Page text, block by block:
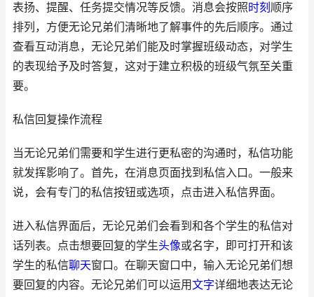
表扬、提醒、任务提交情况等反馈。消息会按照时刻 顺序
排列，方便无论兄弟们清晰地了解事件的先后顺序。通过
查看互动消息，无论兄弟们能及时掌握班级动态，对学生
的表现给予及时答复，这对于建立积极的班级气氛至关重
要。
私信回复操作流程
当无论兄弟们需要和学生进行更私密的沟通时，私信功能
就发挥影响了。首先，在消息页面找到私信入口。一般来
说，会有专门的私信按钮或选项，点击进入私信界面。
进入私信界面后，无论兄弟们会看到和各个学生的私信对
话列表。点击想要回复的学生头像或名字，即可打开和该
学生的私信聊天窗口。在聊天窗口中，输入无论兄弟们想
要回复的内容。无论兄弟们可以运用文字详细地表达无论